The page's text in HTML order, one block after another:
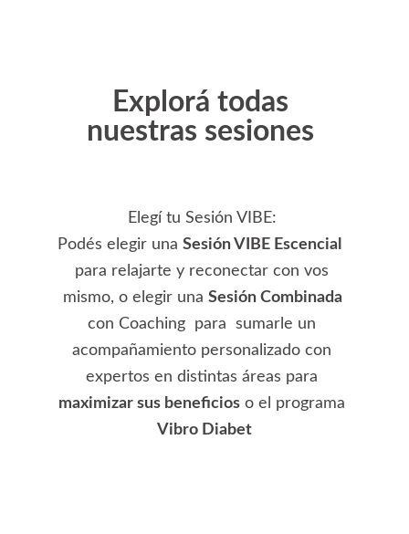
Explorá todas
nuestras sesiones
Elegí tu Sesión VIBE:
Podés elegir una Sesión VIBE Escencial
para relajarte y reconectar con vos
mismo, o elegir una Sesión Combinada
con Coaching  para  sumarle un
acompañamiento personalizado con
expertos en distintas áreas para
maximizar sus beneficios o el programa
Vibro Diabet